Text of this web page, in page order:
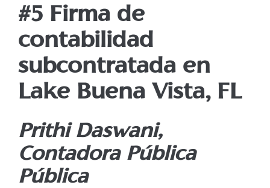
#5 Firma de
contabilidad
subcontratada en
Lake Buena Vista, FL
Prithi Daswani,
Contadora Pública
Pública